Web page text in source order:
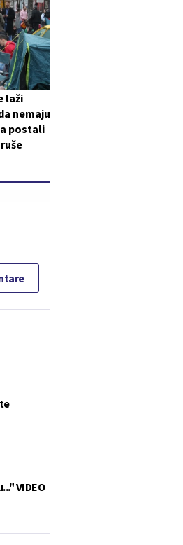
laži
nemaju
postali
VIDEO